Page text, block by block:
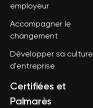
employeur
Accompagner le
changement
Développer sa culture
d'entreprise
Certifiées et
Palmarès